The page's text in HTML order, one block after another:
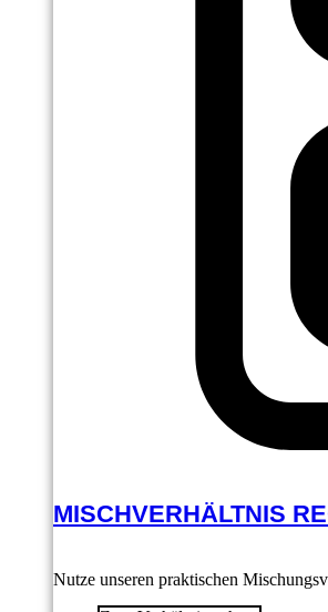
MISCHVERHÄLTNIS
Nutze unseren praktischen